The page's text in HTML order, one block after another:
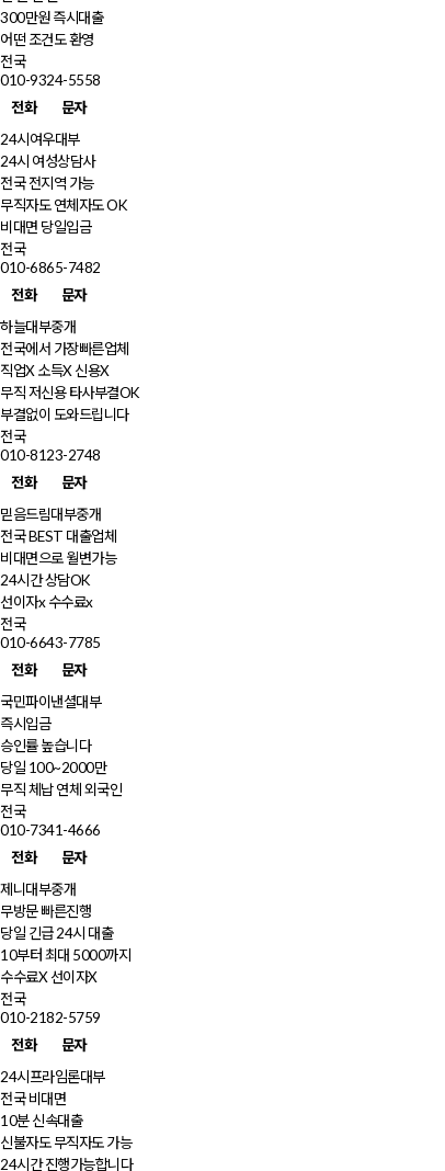
300만원 즉시대출
어떤 조건도 환영
전국
010-9324-5558
전화
문자
24시여우대부
24시 여성상담사
전국 전지역 가능
무직자도 연체자도 OK
비대면 당일입금
전국
010-6865-7482
전화
문자
하늘대부중개
전국에서 가장빠른업체
직업X 소득X 신용X
무직 저신용 타사부결OK
부결없이 도와드립니다
전국
010-8123-2748
전화
문자
믿음드림대부중개
전국 BEST 대출업체
비대면으로 월변가능
24시간 상담OK
선이자x 수수료x
전국
010-6643-7785
전화
문자
국민파이낸셜대부
즉시입금
승인률 높습니다
당일 100~2000만
무직 체납 연체 외국인
전국
010-7341-4666
전화
문자
제니대부중개
무방문 빠른진행
당일 긴급 24시 대출
10부터 최대 5000까지
수수료X 선이자X
전국
010-2182-5759
전화
문자
24시프라임론대부
전국 비대면
10분 신속대출
신불자도 무직자도 가능
24시간 진행가능합니다